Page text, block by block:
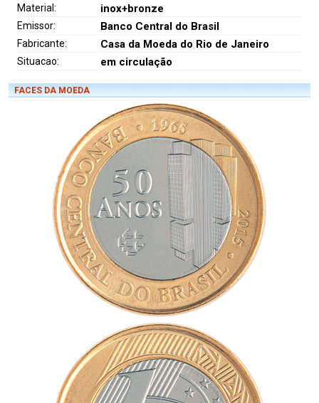
Material: inox+bronze
Emissor: Banco Central do Brasil
Fabricante: Casa da Moeda do Rio de Janeiro
Situacao: em circulação
FACES DA MOEDA